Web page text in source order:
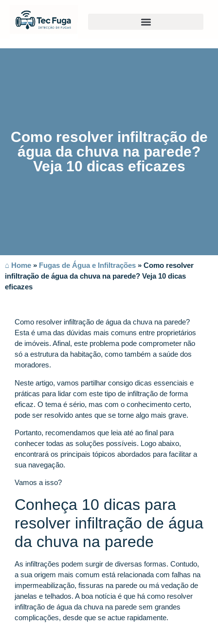
Como resolver infiltração de
água da chuva na parede?
Veja 10 dicas eficazes
⌂ Home » Fugas de Água e Infiltrações » Como resolver
infiltração de água da chuva na parede? Veja 10 dicas
eficazes
Como resolver infiltração de água da chuva na parede?
Esta é uma das dúvidas mais comuns entre proprietários
de imóveis. Afinal, este problema pode comprometer não
só a estrutura da habitação, como também a saúde dos
moradores.
Neste artigo, vamos partilhar consigo dicas essenciais e
práticas para lidar com este tipo de infiltração de forma
eficaz. O tema é sério, mas com o conhecimento certo,
pode ser resolvido antes que se torne algo mais grave.
Portanto, recomendamos que leia até ao final para
conhecer todas as soluções possíveis. Logo abaixo,
encontrará os principais tópicos abordados para facilitar a
sua navegação.
Vamos a isso?
Conheça 10 dicas para
resolver infiltração de água
da chuva na parede
As infiltrações podem surgir de diversas formas. Contudo,
a sua origem mais comum está relacionada com falhas na
impermeabilização, fissuras na parede ou má vedação de
janelas e telhados. A boa notícia é que há como resolver
infiltração de água da chuva na parede sem grandes
complicações, desde que se actue rapidamente.